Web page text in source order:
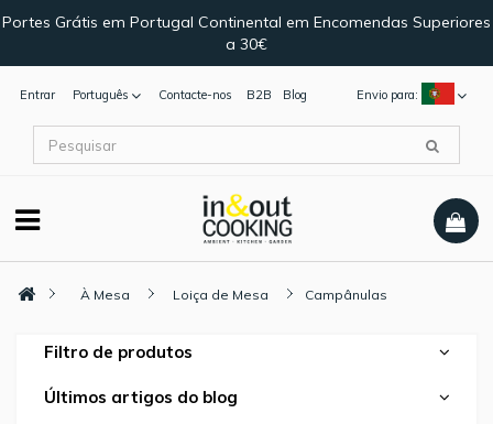
Portes Grátis em Portugal Continental em Encomendas Superiores
a 30€
Entrar Português Envio para:
Contacte-nos B2B Blog
À Mesa Loiça de Mesa Campânulas
Filtro de produtos
Últimos artigos do blog